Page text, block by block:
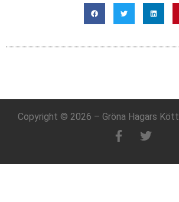
Copyright © 2026 – Gröna Hagars Kött